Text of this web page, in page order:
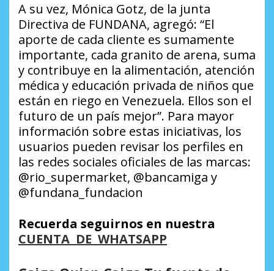
A su vez, Mónica Gotz, de la junta
Directiva de FUNDANA, agregó: “El
aporte de cada cliente es sumamente
importante, cada granito de arena, suma
y contribuye en la alimentación, atención
médica y educación privada de niños que
están en riego en Venezuela. Ellos son el
futuro de un país mejor”. Para mayor
información sobre estas iniciativas, los
usuarios pueden revisar los perfiles en
las redes sociales oficiales de las marcas:
@rio_supermarket, @bancamiga y
@fundana_fundacion
Recuerda seguirnos en nuestra
CUENTA DE WHATSAPP